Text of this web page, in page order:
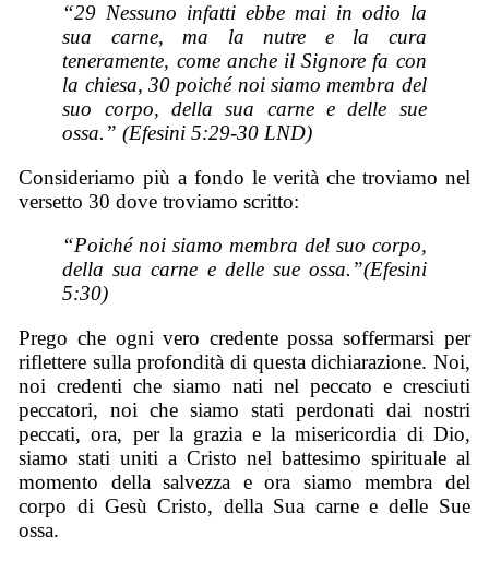
“29 Nessuno infatti ebbe mai in odio la
sua carne, ma la nutre e la cura
teneramente, come anche il Signore fa con
la chiesa, 30 poiché noi siamo membra del
suo corpo, della sua carne e delle sue
ossa.” (Efesini 5:29-30 LND)
Consideriamo più a fondo le verità che troviamo nel
versetto 30 dove troviamo scritto:
“Poiché noi siamo membra del suo corpo,
della sua carne e delle sue ossa.”(Efesini
5:30)
Prego che ogni vero credente possa soffermarsi per
riflettere sulla profondità di questa dichiarazione. Noi,
noi credenti che siamo nati nel peccato e cresciuti
peccatori, noi che siamo stati perdonati dai nostri
peccati, ora, per la grazia e la misericordia di Dio,
siamo stati uniti a Cristo nel battesimo spirituale al
momento della salvezza e ora siamo membra del
corpo di Gesù Cristo, della Sua carne e delle Sue
ossa.